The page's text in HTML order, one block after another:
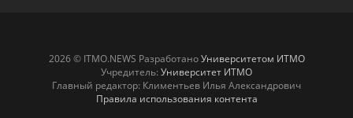
2026 © ITMO.NEWS РазработаноУниверситетом ИТМО
Учредитель: Университет ИТМО
Главный редактор: Климентьев Илья Александрович
Правила использования контента